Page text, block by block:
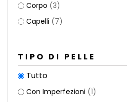
Corpo (3)
Capelli (7)
TIPO DI PELLE
Tutto
Con Imperfezioni (1)